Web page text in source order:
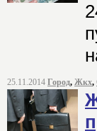
25.11.2014 Город, Жкх,